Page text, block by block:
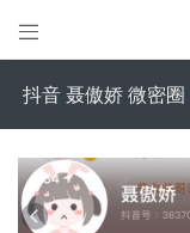

抖音 聂傲娇 微密